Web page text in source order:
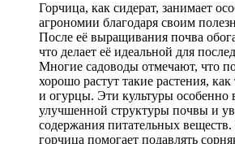
Горчица, как сидерат, занимает
агрономии благодаря своим
После её выращивания почва
что делает её идеальной для
Многие садоводы отмечают, что
хорошо растут такие растения,
и огурцы. Эти культуры
улучшенной структуры почвы и
содержания питательных
горчица помогает подавлять